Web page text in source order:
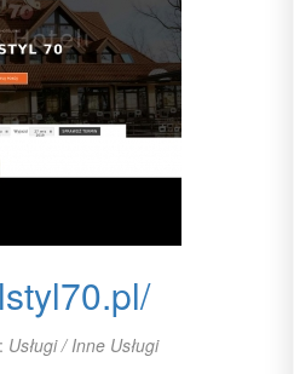
Usługi / Inne Usługi